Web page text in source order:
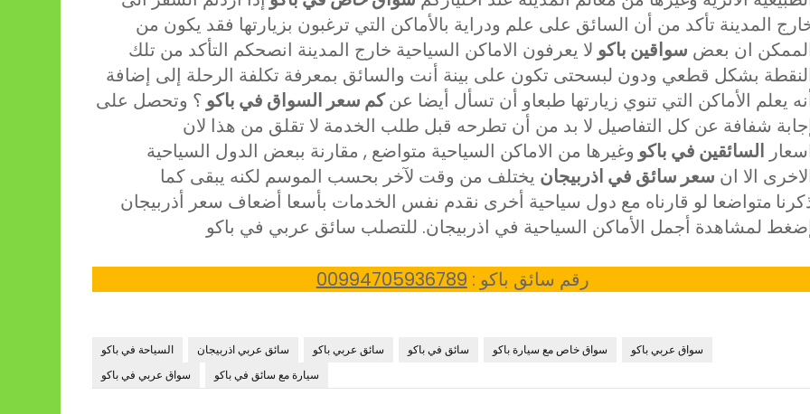
المدينة تأكد من أن السائق على علم ودراية بالأماكن التي ترغبون بزيارتها فقد يكون من
ان بعض سواقين باكو لا يعرفون الاماكن السياحية خارج المدينة انصحكم التأكد من تلك
بشكل قطعي ودون لبسحتى تكون على بينة أنت والسائق بمعرفة تكلفة الرحلة إلى إضافة
يعلم الأماكن التي تنوي زيارتها طبعاو أن تسأل أيضا عنكم سعر السواق في باكو ؟ وتحصل على
شفافة عن كل التفاصيل لا بد من أن تطرحه قبل طلب الخدمة لا تقلق من هذا لان
السائقين في باكو وغيرها من الاماكن السياحية متواضع , مقارنة ببعض الدول السياحية
الا ان سعر سائق في اذربيجان يختلف من وقت لآخر بحسب الموسم لكنه يبقى كما
متواضعا لو قارناه مع دول سياحية أخرى نقدم نفس الخدمات بأسعا أضعاف سعر أذربيجان
لمشاهدة أجمل الأماكن السياحية في اذربيجان. للتصلب سائق عربي في باكو
رقم سائق باكو : 00994705936789
السياحة في باكو سائق عربي اذربيجان سائق عربي باكو سائق في باكو سواق خاص مع سيارة باكو
سواق عربي باكو
سواق عربي في باكو
سيارة مع سائق في باكو